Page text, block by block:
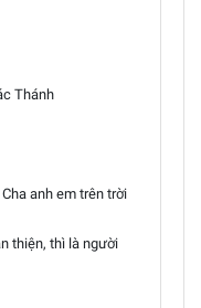
Thánh
anh em trên trời
thiện, thì là người